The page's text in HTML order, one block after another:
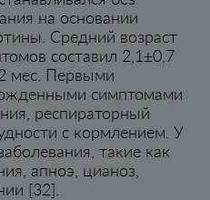
на основании
Средний возраст
составил 2,1±0,7
мес. Первыми
симптомами
респираторный
с кормлением. У
такие как
апноэ, цианоз,
[32].